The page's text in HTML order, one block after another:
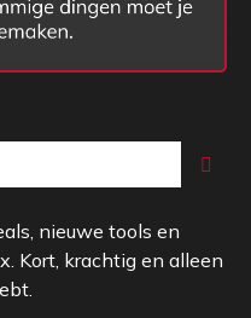
2498 mm
3377 mm
12.500 N
Limited slip op vooras
40 ltr/min (170 bar)
0-20 km/h
nieuwe tools en
Kort, krachtig en alleen